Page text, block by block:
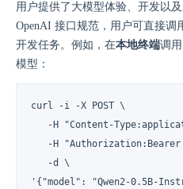
用户提供了大模型体验、开发以
OpenAI 接口规范，用户可直接调
开发任务。例如，在本地终端调
模型：
curl -i -X POST \
-H "Content-
-H
   -d \
'{"model": "Qwen2-0.5B-